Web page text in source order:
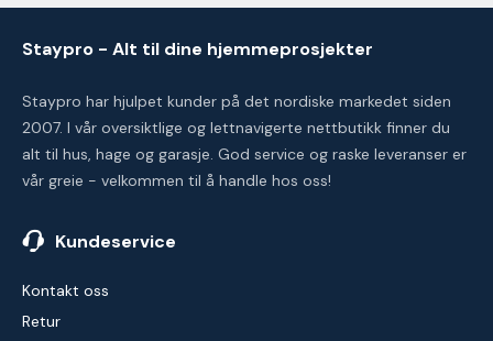
Staypro - Alt til dine hjemmeprosjekter
Staypro har hjulpet kunder på det nordiske markedet siden
2007. I vår oversiktlige og lettnavigerte nettbutikk finner du
alt til hus, hage og garasje. God service og raske leveranser er
vår greie - velkommen til å handle hos oss!
Kundeservice
Kontakt oss
Retur